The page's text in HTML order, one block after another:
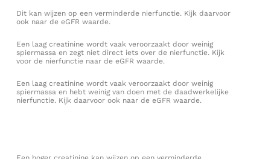
Dit kan wijzen op een verminderde nierfunctie. Kijk daarvoor
ook naar de eGFR waarde.
Een laag creatinine wordt vaak veroorzaakt door weinig
spiermassa en zegt niet direct iets over de nierfunctie. Kijk
voor de nierfunctie naar de eGFR waarde.
Een laag creatinine wordt vaak veroorzaakt door weinig
spiermassa en hebt weinig van doen met de daadwerkelijke
nierfunctie. Kijk daarvoor ook naar de eGFR waarde.